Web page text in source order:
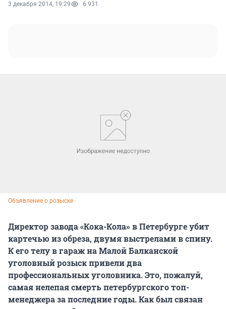
3 декабря 2014, 19:29 6 931
Объявление о розыске
Директор завода «Кока-Кола» в Петербурге убит
картечью из обреза, двумя выстрелами в спину.
К его телу в гараж на Малой Балканской
уголовный розыск привели два
профессиональных уголовника. Это, пожалуй,
самая нелепая смерть петербургского топ-
менеджера за последние годы. Как был связан